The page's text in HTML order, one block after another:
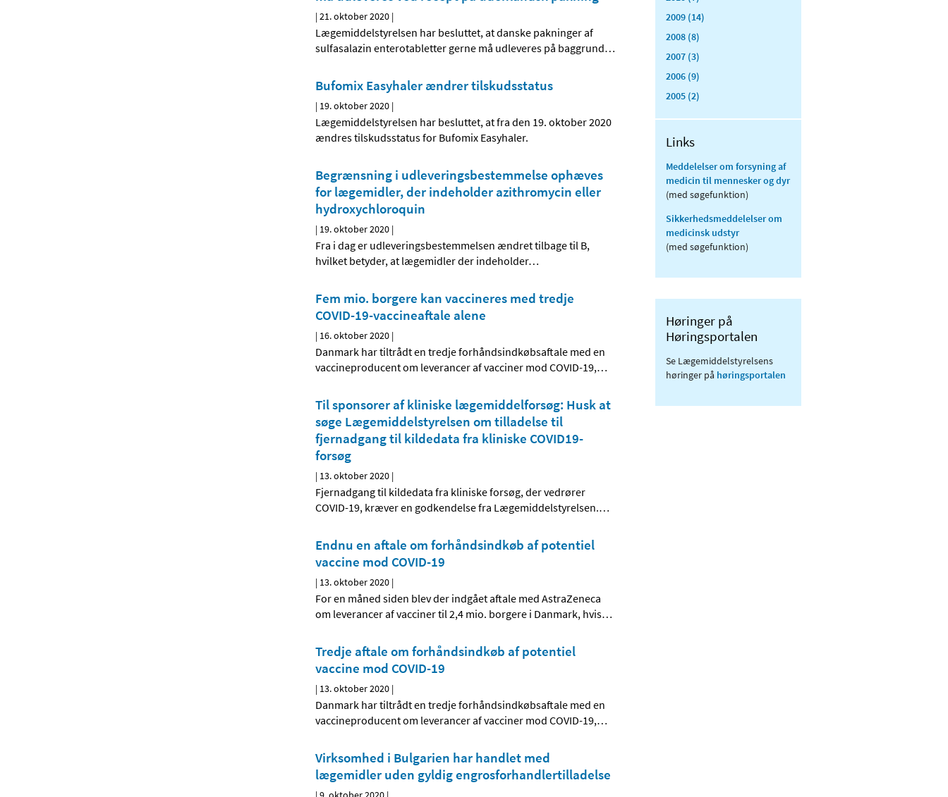
|21. oktober 2020 |
Lægemiddelstyrelsen har besluttet, at danske pakninger af
sulfasalazin enterotabletter gerne må udleveres på baggrund…
Bufomix Easyhaler ændrer tilskudsstatus
| 19. oktober 2020 |
Lægemiddelstyrelsen har besluttet, at fra den 19. oktober 2020
ændres tilskudsstatus for Bufomix Easyhaler.
Begrænsning i udleveringsbestemmelse ophæves
for lægemidler, der indeholder azithromycin eller
hydroxychloroquin
| 19. oktober 2020 |
Fra i dag er udleveringsbestemmelsen ændret tilbage til B,
hvilket betyder, at lægemidler der indeholder…
Fem mio. borgere kan vaccineres med tredje
COVID-19-vaccineaftale alene
| 16. oktober 2020 |
Danmark har tiltrådt en tredje forhåndsindkøbsaftale med en
vaccineproducent om leverancer af vacciner mod COVID-19,…
Til sponsorer af kliniske lægemiddelforsøg: Husk at
søge Lægemiddelstyrelsen om tilladelse til
fjernadgang til kildedata fra kliniske COVID19-
forsøg
| 13. oktober 2020 |
Fjernadgang til kildedata fra kliniske forsøg, der vedrører
COVID-19, kræver en godkendelse fra Lægemiddelstyrelsen.…
Endnu en aftale om forhåndsindkøb af potentiel
vaccine mod COVID-19
| 13. oktober 2020 |
For en måned siden blev der indgået aftale med AstraZeneca
om leverancer af vacciner til 2,4 mio. borgere i Danmark, hvis…
Tredje aftale om forhåndsindkøb af potentiel
vaccine mod COVID-19
| 13. oktober 2020 |
Danmark har tiltrådt en tredje forhåndsindkøbsaftale med en
vaccineproducent om leverancer af vacciner mod COVID-19,…
Virksomhed i Bulgarien har handlet med
lægemidler uden gyldig engrosforhandlertilladelse
2009 (14)
2008 (8)
2007 (3)
2006 (9)
2005 (2)
Links
Meddelelser om forsyning af
medicin til mennesker og dyr
(med søgefunktion)
Sikkerhedsmeddelelser om
medicinsk udstyr
(med søgefunktion)
Høringer på
Høringsportalen
Se Lægemiddelstyrelsens
høringer på høringsportalen